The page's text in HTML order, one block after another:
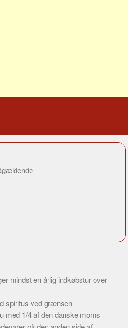
mindst en årlig indkøbstur over
spiritus ved grænsen
med 1/4 af den danske moms